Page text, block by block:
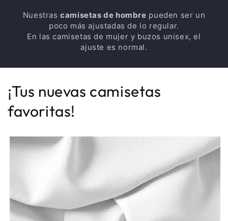
Nuestrascamisetas de hombre pueden ser un
poco más ajustadas de lo regular.
En las camisetas de mujer y buzos unisex, el
ajuste es normal.
¡Tus nuevas camisetas
favoritas!